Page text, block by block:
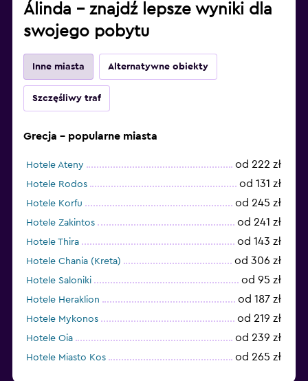
Álinda – znajdź lepsze wyniki dla
swojego pobytu
Inne miasta Alternatywne obiekty
Szczęśliwy traf
Grecja – popularne miasta
Hotele Ateny od 222 zł
Hotele Rodos od 131 zł
Hotele Korfu od 245 zł
Hotele Zakintos od 241 zł
Hotele Thira od 143 zł
Hotele Chania (Kreta) od 306 zł
Hotele Saloniki od 95 zł
Hotele Heraklion od 187 zł
Hotele Mykonos od 219 zł
Hotele Oia od 239 zł
Hotele Miasto Kos od 265 zł